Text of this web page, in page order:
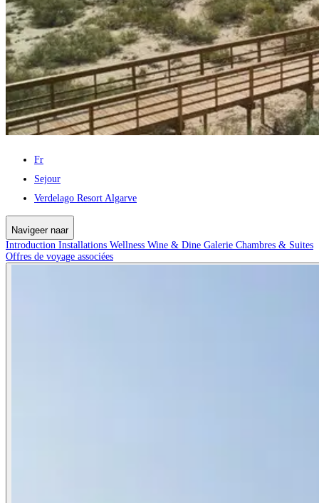
Fr
Sejour
Verdelago Resort Algarve
Navigeer naar
Introduction Installations Wellness Wine & Dine Galerie Chambres & Suites
Offres de voyage associées